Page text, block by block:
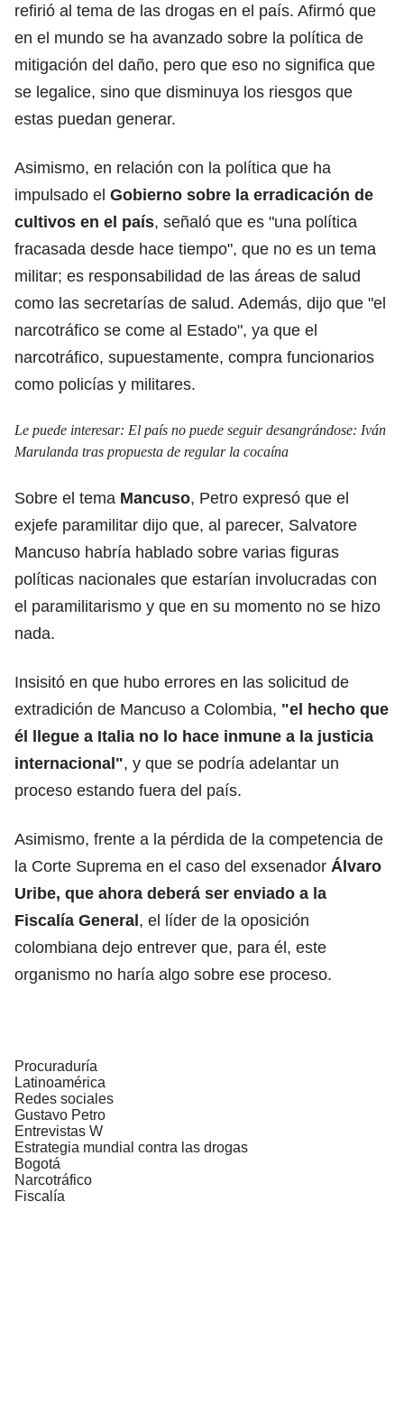
refirió al tema de las drogas en el país. Afirmó que
en el mundo se ha avanzado sobre la política de
mitigación del daño, pero que eso no significa que
se legalice, sino que disminuya los riesgos que
estas puedan generar.
Asimismo, en relación con la política que ha
impulsado el Gobierno sobre la erradicación de
cultivos en el país, señaló que es "una política
fracasada desde hace tiempo", que no es un tema
militar; es responsabilidad de las áreas de salud
como las secretarías de salud. Además, dijo que "el
narcotráfico se come al Estado", ya que el
narcotráfico, supuestamente, compra funcionarios
como policías y militares.
Le puede interesar: El país no puede seguir desangrándose: Iván
Marulanda tras propuesta de regular la cocaína
Sobre el tema Mancuso, Petro expresó que el
exjefe paramilitar dijo que, al parecer, Salvatore
Mancuso habría hablado sobre varias figuras
políticas nacionales que estarían involucradas con
el paramilitarismo y que en su momento no se hizo
nada.
Insisitó en que hubo errores en las solicitud de
extradición de Mancuso a Colombia, "el hecho que
él llegue a Italia no lo hace inmune a la justicia
internacional", y que se podría adelantar un
proceso estando fuera del país.
Asimismo, frente a la pérdida de la competencia de
la Corte Suprema en el caso del exsenador Álvaro
Uribe, que ahora deberá ser enviado a la
Fiscalía General, el líder de la oposición
colombiana dejo entrever que, para él, este
organismo no haría algo sobre ese proceso.
Procuraduría
Latinoamérica
Redes sociales
Gustavo Petro
Entrevistas W
Estrategia mundial contra las drogas
Bogotá
Narcotráfico
Fiscalía